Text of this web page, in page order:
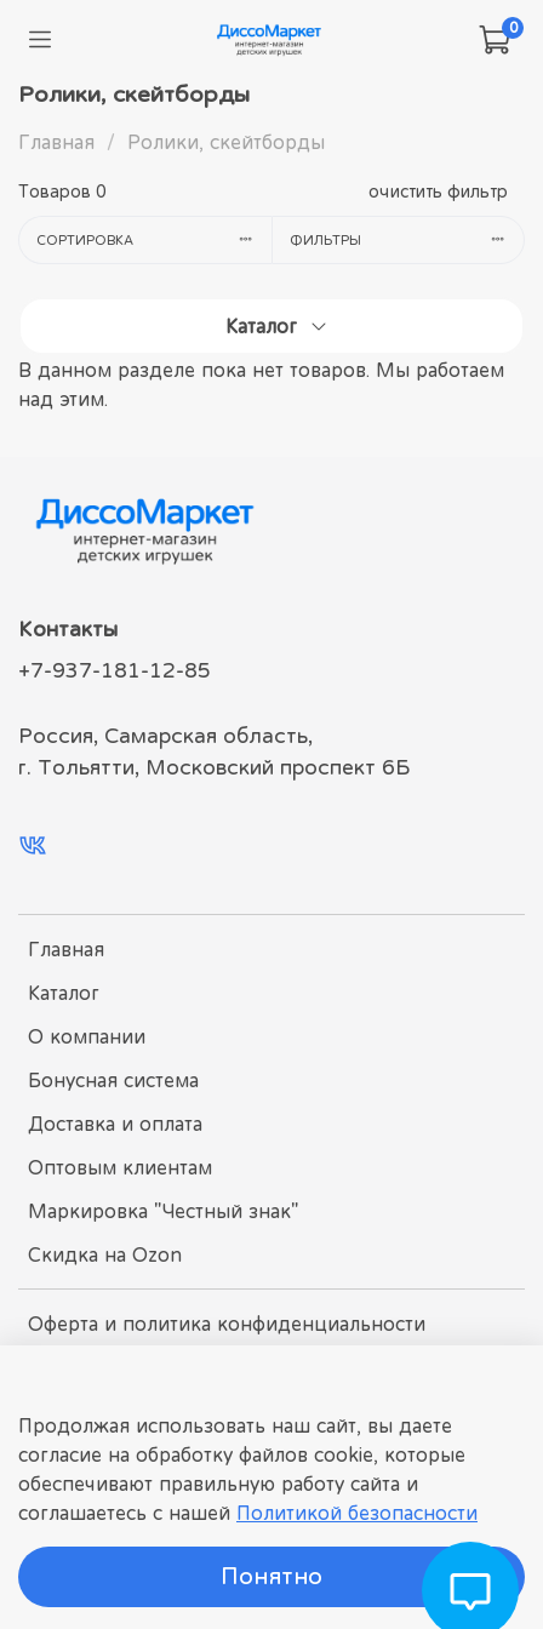
0
Ролики, скейтборды
Главная Ролики, скейтборды
Товаров 0 очистить фильтр
СОРТИРОВКА ФИЛЬТРЫ
Каталог
В данном разделе пока нет товаров. Мы работаем
над этим.
Главная
Каталог
О компании
Бонусная система
Доставка и оплата
Оптовым клиентам
Маркировка "Честный знак"
Скидка на Ozon
Оферта и политика конфиденциальности
Контакты
+7-937-181-12-85
Россия, Самарская область,
г. Тольятти, Московский проспект 6Б
dissomarket.ru
© 2025 Любое использование контента без письменного
разрешения запрещено
Интернет-магазин детских игрушек.
Продолжая использовать наш сайт, вы даете
согласие на обработку файлов cookie, которые
обеспечивают правильную работу сайта и
соглашаетесь с нашей Политикой безопасности
Понятно